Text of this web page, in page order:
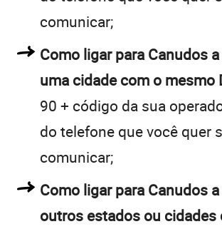
comunicar;
Como ligar para Canudos
uma cidade com o mesmo
90 + código da sua
do telefone que você quer
comunicar;
Como ligar para Canudos
outros estados ou cidades